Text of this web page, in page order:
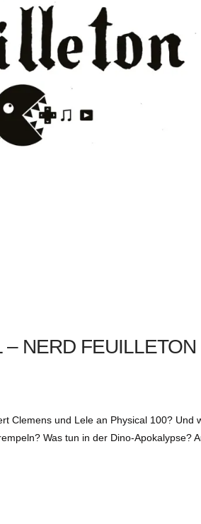
NERD FEUILLETON
Clemens und Lele an Physical 100? Und
Was tun in der Dino-Apokalypse?